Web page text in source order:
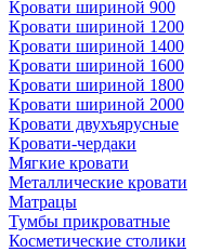
Кровати шириной 900
Кровати шириной 1200
Кровати шириной 1400
Кровати шириной 1600
Кровати шириной 1800
Кровати шириной 2000
Кровати двухъярусные
Кровати-чердаки
Мягкие кровати
Металлические кровати
Матрацы
Тумбы прикроватные
Косметические столики